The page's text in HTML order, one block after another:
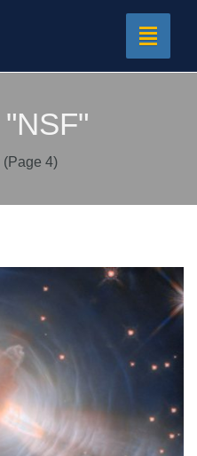
Toggle
"NSF"
(Page 4)